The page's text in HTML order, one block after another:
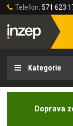
Telefon: 571 623
Kategorie
Doprava